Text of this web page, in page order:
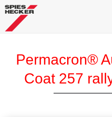
Permacron®
Coat 257